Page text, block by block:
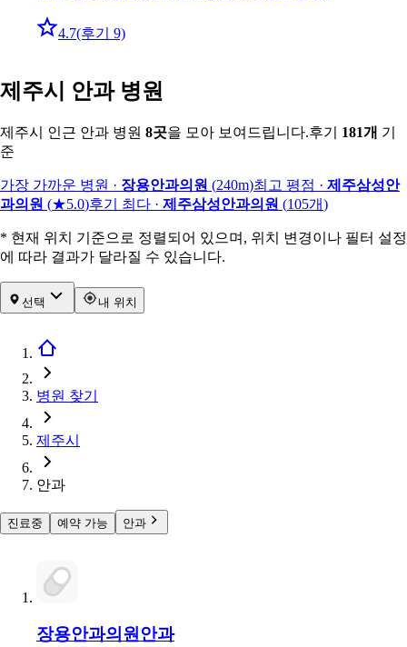
4.7(후기 9)
제주시 안과 병원
제주시 인근 안과 병원 8곳을 모아 보여드립니다.후기 181개 기
준
가장 가까운 병원 · 장용안과의원 (240m)최고 평점 · 제주삼성안
과의원 (★5.0)후기 최다 · 제주삼성안과의원 (105개)
* 현재 위치 기준으로 정렬되어 있으며, 위치 변경이나 필터 설정
에 따라 결과가 달라질 수 있습니다.
선택 내 위치
병원 찾기
제주시
안과
진료중 예약 가능 안과
장용안과의원안과